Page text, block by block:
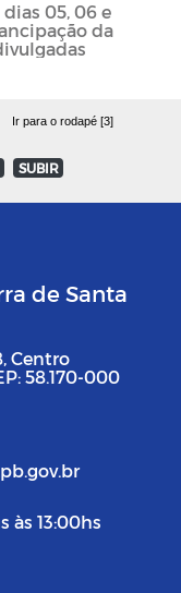
05, 06 e
da
Ir para o rodapé [3]
SUBIR
de Santa
Centro
58.170-000
às 13:00hs